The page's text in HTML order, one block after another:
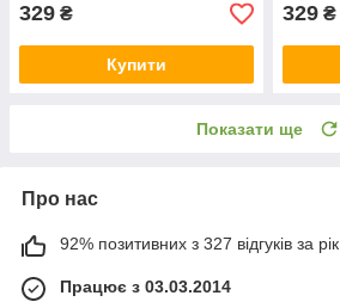
329 ₴
Купити
329 ₴
Показати ще
Про нас
92% позитивних з 327 відгуків за рік
Працює з 03.03.2014